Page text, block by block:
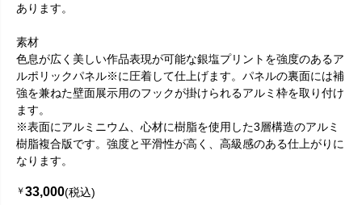
あります。
素材
色息が広く美しい作品表現が可能な銀塩プリントを強度のあるア
ルポリックパネル※に圧着して仕上げます。パネルの裏面には補
強を兼ねた壁面展示用のフックが掛けられるアルミ枠を取り付け
ます。
※表面にアルミニウム、心材に樹脂を使用した3層構造のアルミ
樹脂複合版です。強度と平滑性が高く、高級感のある仕上がりに
なります。
￥33,000(税込)